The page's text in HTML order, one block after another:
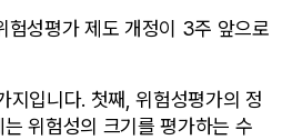
험성평가 제도 개정이 3주 앞으로
지입니다. 첫째, 위험성평가의 정
위험성의 크기를 평가하는 수